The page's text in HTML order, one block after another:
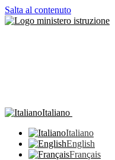
Salta al contenuto
Italiano
Italiano
English
Français